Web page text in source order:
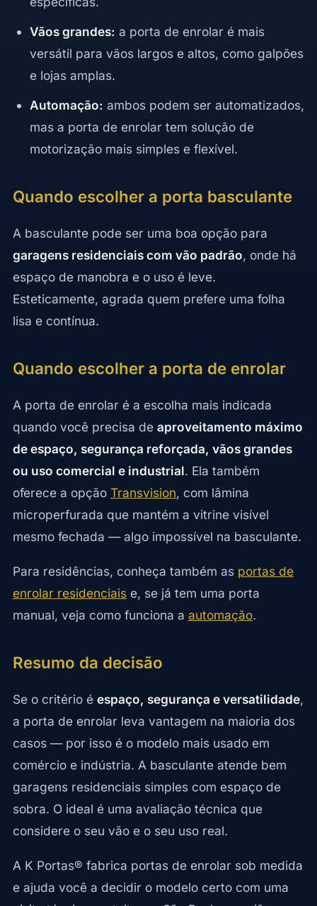
Vãos grandes: a porta de enrolar é mais
versátil para vãos largos e altos, como galpões
e lojas amplas.
Automação: ambos podem ser automatizados,
mas a porta de enrolar tem solução de
motorização mais simples e flexível.
Quando escolher a porta basculante
A basculante pode ser uma boa opção para
garagens residenciais com vão padrão, onde há
espaço de manobra e o uso é leve.
Esteticamente, agrada quem prefere uma folha
lisa e contínua.
Quando escolher a porta de enrolar
A porta de enrolar é a escolha mais indicada
quando você precisa de aproveitamento máximo
de espaço, segurança reforçada, vãos grandes
ou uso comercial e industrial. Ela também
oferece a opção Transvision, com lâmina
microperfurada que mantém a vitrine visível
mesmo fechada — algo impossível na basculante.
Para residências, conheça também as portas de
enrolar residenciaise, se já tem uma porta
manual, veja como funciona a automação.
Resumo da decisão
Se o critério é espaço, segurança e versatilidade,
a porta de enrolar leva vantagem na maioria dos
casos — por isso é o modelo mais usado em
comércio e indústria. A basculante atende bem
garagens residenciais simples com espaço de
sobra. O ideal é uma avaliação técnica que
considere o seu vão e o seu uso real.
A K Portas® fabrica portas de enrolar sob medida
e ajuda você a decidir o modelo certo com uma